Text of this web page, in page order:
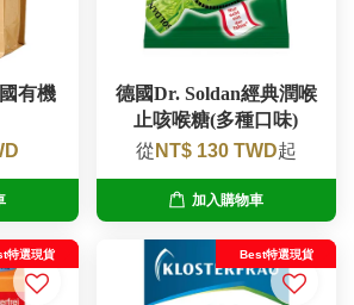
有機
德國Dr. Soldan經典潤喉
止咳喉糖(多種口味)
從 NT$ 130 TWD起
加入購物車
特選現貨 Best特選現貨